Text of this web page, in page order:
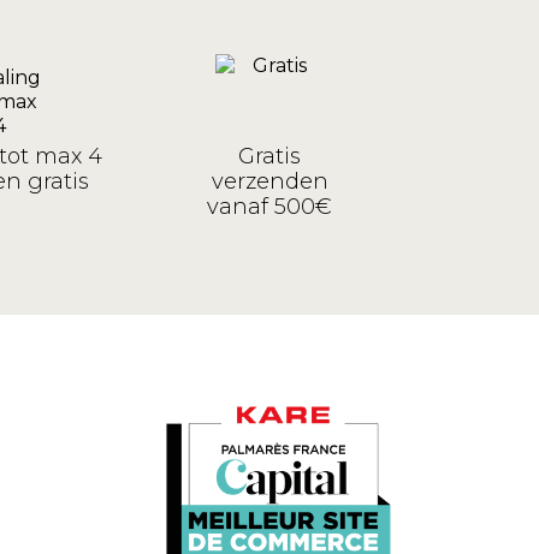
max 4
gratis
Gratis
verzenden
vanaf 500€